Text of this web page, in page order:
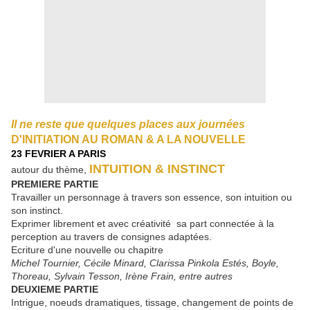
Il ne reste que quelques places aux journées
D'INITIATION AU ROMAN & A LA NOUVELLE
23 FEVRIER A PARIS
autour du thème, INTUITION & INSTINCT
PREMIERE PARTIE
Travailler un personnage à travers son essence, son intuition ou
son instinct.
Exprimer librement et avec créativité sa part connectée à la
perception au travers de consignes adaptées.
Ecriture d'une nouvelle ou chapitre
Michel Tournier, Cécile Minard, Clarissa Pinkola Estés, Boyle,
Thoreau, Sylvain Tesson, Irène Frain, entre autres
DEUXIEME PARTIE
Intrigue, noeuds dramatiques, tissage, changement de points de